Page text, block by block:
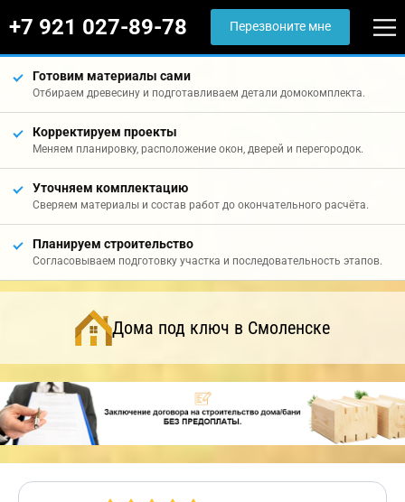
+7 921 027-89-78 Перезвоните мне
Готовим материалы сами
Отбираем древесину и подготавливаем детали домокомплекта.
Корректируем проекты
Меняем планировку, расположение окон, дверей и перегородок.
Уточняем комплектацию
Сверяем материалы и состав работ до окончательного расчёта.
Планируем строительство
Согласовываем подготовку участка и последовательность этапов.
Дома под ключ в Смоленске